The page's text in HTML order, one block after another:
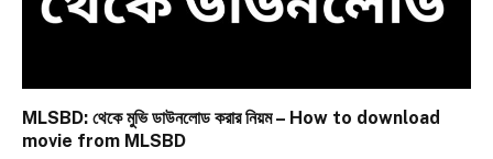
MLSBD: থেকে মুভি ডাউনলোড করার নিয়ম – How to download
movie from MLSBD